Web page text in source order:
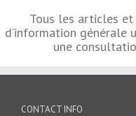
Tous les articles
d’information générale
une
CONTACT INFO